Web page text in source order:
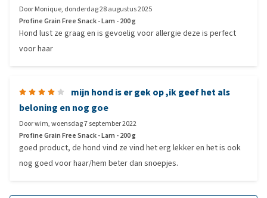
DoorMonique, donderdag 28 augustus 2025
Profine Grain Free Snack - Lam - 200 g
Hond lust ze graag en is gevoelig voor allergie deze is perfect
voor haar
mijn hond is er gek op ,ik geef het als
beloning en nog goe
Doorwim,woensdag 7 september 2022
Profine Grain Free Snack - Lam - 200 g
goed product, de hond vind ze vind het erg lekker en het is ook
nog goed voor haar/hem beter dan snoepjes.